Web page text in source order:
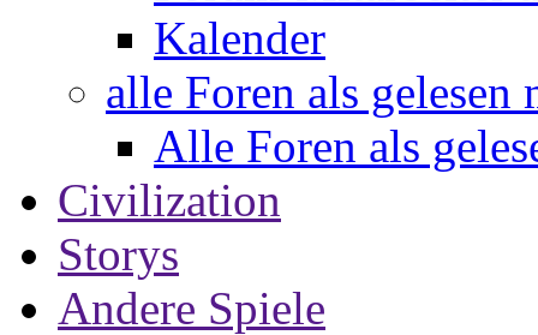
Kalender
alle Foren als gelesen
Alle Foren als
Civilization
Storys
Andere Spiele